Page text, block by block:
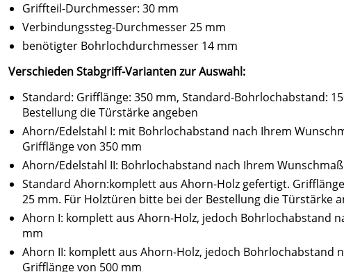
Griffteil-Durchmesser: 30 mm
Verbindungssteg-Durchmesser 25 mm
benötigter Bohrlochdurchmesser 14 mm
Verschieden Stabgriff-Varianten zur Auswahl:
Standard: Grifflänge: 350 mm, Standard-Bohrlochabstand:
Bestellung die Türstärke angeben
Ahorn/Edelstahl I: mit Bohrlochabstand nach Ihrem
Grifflänge von 350 mm
Ahorn/Edelstahl II: Bohrlochabstand nach Ihrem
Standard Ahorn:komplett aus Ahorn-Holz gefertigt.
25 mm. Für Holztüren bitte bei der Bestellung die Türstärke
Ahorn I: komplett aus Ahorn-Holz, jedoch Bohrlochabstand
mm
Ahorn II: komplett aus Ahorn-Holz, jedoch Bohrlochabstand
Grifflänge von 500 mm